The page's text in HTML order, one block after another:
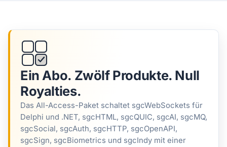
Ein Abo. Zwölf Produkte. Null
Royalties.
Das All-Access-Paket schaltet sgcWebSockets für
Delphi und .NET, sgcHTML, sgcQUIC, sgcAI, sgcMQ,
sgcSocial, sgcAuth, sgcHTTP, sgcOpenAPI,
sgcSign, sgcBiometrics und sgcIndy mit einer